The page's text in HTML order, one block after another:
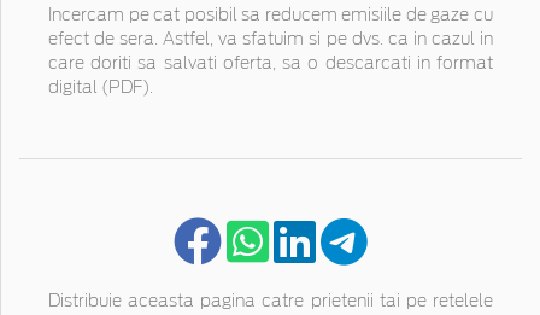
Incercam pe cat posibil sa reducem emisiile de gaze cu
efect de sera. Astfel, va sfatuim si pe dvs. ca in cazul in
care doriti sa salvati oferta, sa o descarcati in format
digital (PDF).
Distribuie aceasta pagina catre prietenii tai pe retelele